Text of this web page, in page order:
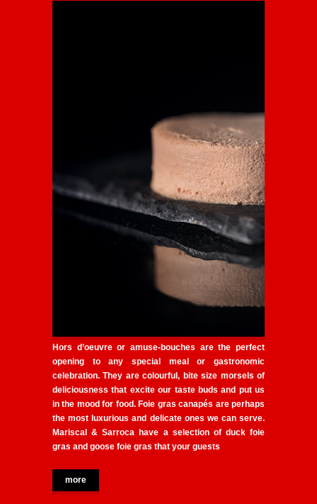
Hors d’oeuvre or amuse-bouches are the perfect
opening to any special meal or gastronomic
celebration. They are colourful, bite size morsels of
deliciousness that excite our taste buds and put us
in the mood for food.Foie gras canapés are perhaps
the most luxurious and delicate ones we can serve.
Mariscal & Sarroca have a selection of duck foie
gras and goose foie gras that your guests
more